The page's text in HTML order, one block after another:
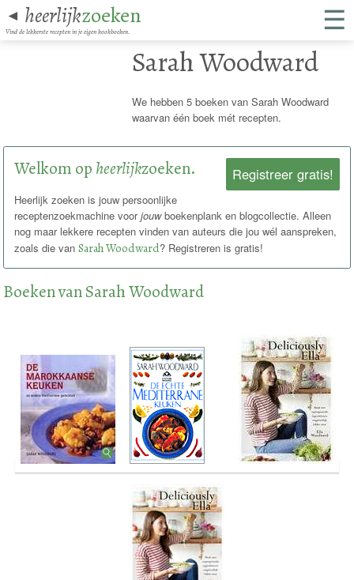
◄ heerlijkzoeken
Vind de lekkerste recepten in je eigen kookboeken. ☰
Sarah Woodward
We hebben 5 boeken van Sarah Woodward
waarvan één boek mét recepten.
Registreer gratis!
Welkom op heerlijkzoeken.
Heerlijk zoeken is jouw persoonlijke
receptenzoekmachine voorjouwboekenplank en blogcollectie. Alleen
nog maar lekkere recepten vinden van auteurs die jou wél aanspreken,
zoals die vanSarah Woodward? Registreren is gratis!
Boeken van Sarah Woodward